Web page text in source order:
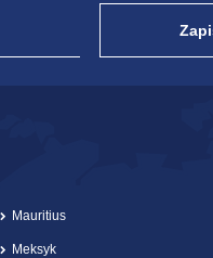
Mauritius
Meksyk